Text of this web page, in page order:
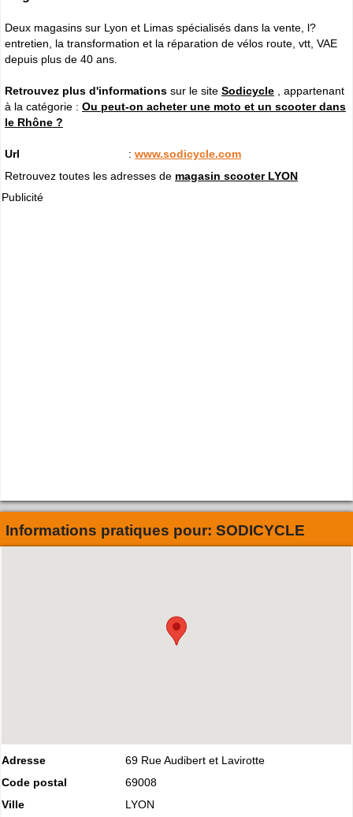
Deux magasins sur Lyon et Limas spécialisés dans la vente, l?
entretien, la transformation et la réparation de vélos route, vtt, VAE
depuis plus de 40 ans.
Retrouvez plus d'informations sur le site Sodicycle , appartenant
à la catégorie : Ou peut-on acheter une moto et un scooter dans
le Rhône ?
Url : www.sodicycle.com
Retrouvez toutes les adresses de magasin scooter LYON
Publicité
Informations pratiques pour: SODICYCLE
Adresse
69 Rue Audibert et Lavirotte
Code postal
69008
Ville
LYON